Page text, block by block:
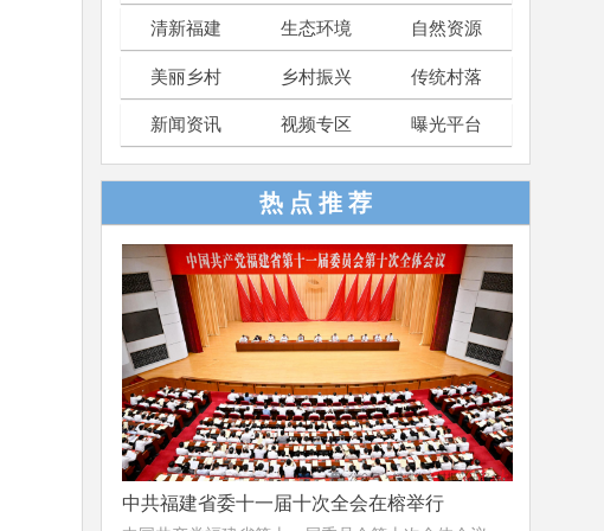
清新福建 生态环境 自然资源
美丽乡村 乡村振兴 传统村落
新闻资讯 视频专区 曝光平台
热 点 推 荐
中共福建省委十一届十次全会在榕举行